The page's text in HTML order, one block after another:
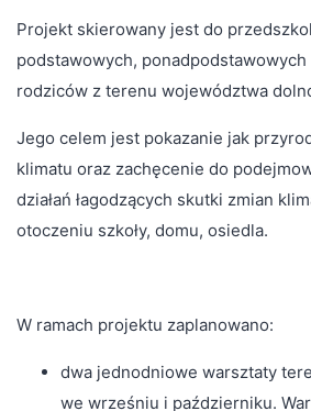
Projekt skierowany jest do
podstawowych,
rodziców z terenu województwa
Jego celem jest pokazanie jak
klimatu oraz zachęcenie do
działań łagodzących skutki zmian
otoczeniu szkoły, domu, osiedla.
W ramach projektu zaplanowano:
dwa jednodniowe warsztaty
we wrześniu i październiku.